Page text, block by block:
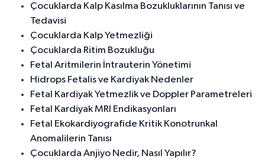
Çocuklarda Kalp Kasılma Bozukluklarının Tanısı ve
Tedavisi
Çocuklarda Kalp Yetmezliği
Çocuklarda Ritim Bozukluğu
Fetal Aritmilerin İntrauterin Yönetimi
Hidrops Fetalis ve Kardiyak Nedenler
Fetal Kardiyak Yetmezlik ve Doppler Parametreleri
Fetal Kardiyak MRI Endikasyonları
Fetal Ekokardiyografide Kritik Konotrunkal
Anomalilerin Tanısı
Çocuklarda Anjiyo Nedir, Nasıl Yapılır?